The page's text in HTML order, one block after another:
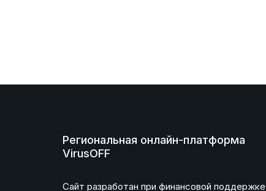
Региональная онлайн-платформа
VirusOFF
Сайт разработан при финансовой поддержке